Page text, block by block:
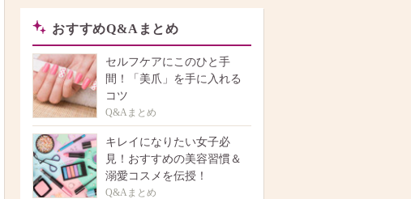
おすすめQ&Aまとめ
セルフケアにこのひと手
間！「美爪」を手に入れる
コツ
Q&Aまとめ
キレイになりたい女子必
見！おすすめの美容習慣＆
溺愛コスメを伝授！
Q&Aまとめ